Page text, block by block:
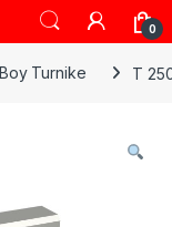
0
Boy Turnike T